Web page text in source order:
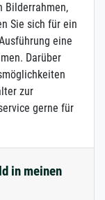
Bilderrahmen,
Sie sich für ein
eine
Darüber
zur
gerne für
in meinen